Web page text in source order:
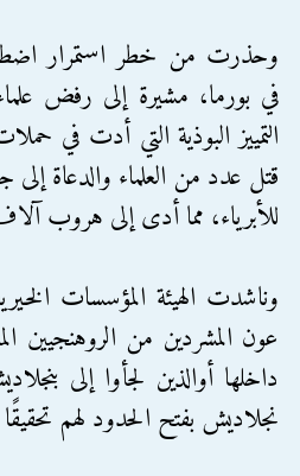
وحذرت من خطر استمرار
في بورما، مشيرة إلى رفض
التمييز البوذية التي أدت في
قتل عدد من العلماء والدعاة
للأبرياء، مما أدى إلى هروب
وناشدت الهيئة المؤسسات
عون المشردين من الروهنجيين
داخلها أوالذين لجأوا إلى
نجلاديش بفتح الحدود لهم